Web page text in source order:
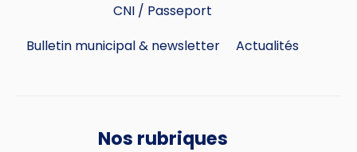
CNI / Passeport
Bulletin municipal & newsletter
Actualités
Nos rubriques